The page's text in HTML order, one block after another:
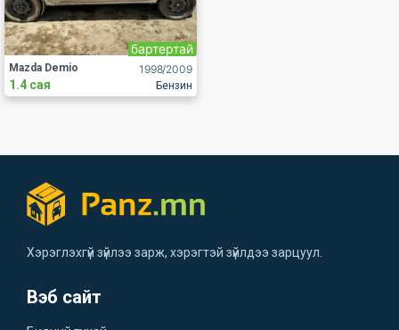
1998/2009
Бензин
бартертай
Mazda Demio
1.4 сая
Хэрэглэхгүй зүйлээ зарж, хэрэгтэй зүйлдээ зарцуул.
Вэб сайт